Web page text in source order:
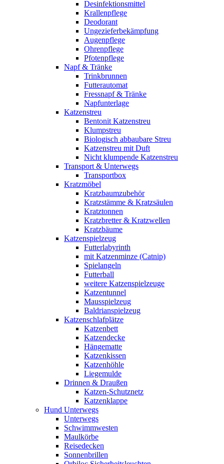
Desinfektionsmittel
Krallenpflege
Deodorant
Ungezieferbekämpfung
Augenpflege
Ohrenpflege
Pfotenpflege
Napf & Tränke
Trinkbrunnen
Futterautomat
Fressnapf & Tränke
Napfunterlage
Katzenstreu
Bentonit Katzenstreu
Klumpstreu
Biologisch abbaubare Streu
Katzenstreu mit Duft
Nicht klumpende Katzenstreu
Transport & Unterwegs
Transportbox
Kratzmöbel
Kratzbaumzubehör
Kratzstämme & Kratzsäulen
Kratztonnen
Kratzbretter & Kratzwellen
Kratzbäume
Katzenspielzeug
Futterlabyrinth
mit Katzenminze (Catnip)
Spielangeln
Futterball
weitere Katzenspielzeuge
Katzentunnel
Mausspielzeug
Baldrianspielzeug
Katzenschlafplätze
Katzenbett
Katzendecke
Hängematte
Katzenkissen
Katzenhöhle
Liegemulde
Drinnen & Draußen
Katzen-Schutznetz
Katzenklappe
Hund Unterwegs
Unterwegs
Schwimmwesten
Maulkörbe
Reisedecken
Sonnenbrillen